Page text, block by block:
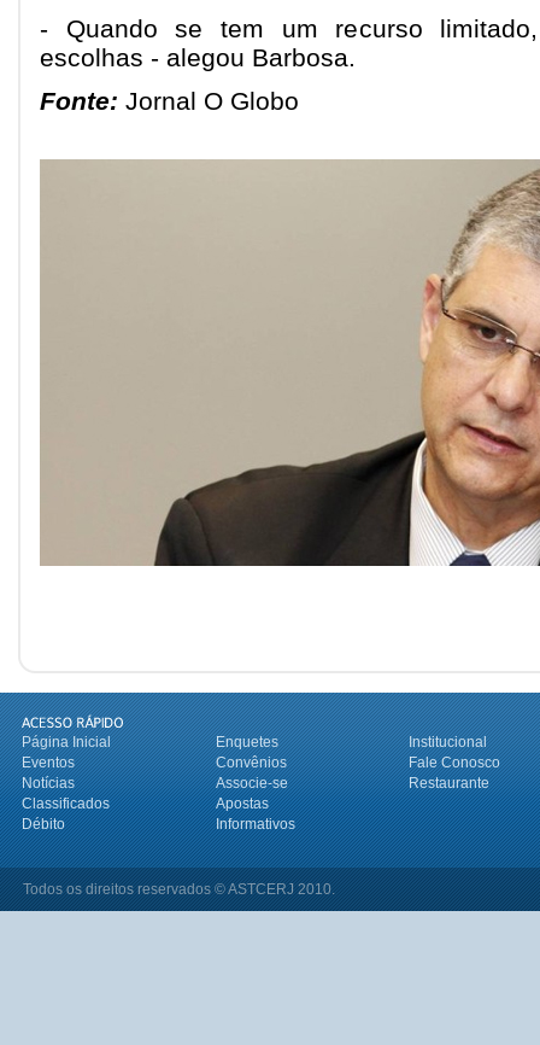
- Quando se tem um recurso
escolhas - alegou Barbosa.
Fonte: Jornal O Globo
Página Inicial Enquetes
Institucional
Eventos
Convênios
Fale Conosco
Notícias
Associe-se
Restaurante
Classificados
Apostas
Débito
Informativos
Todos os direitos reservados © ASTCERJ 2010.